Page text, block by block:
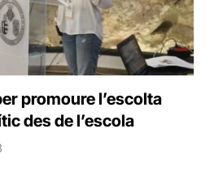
promoure l’escolta
des de l’escola